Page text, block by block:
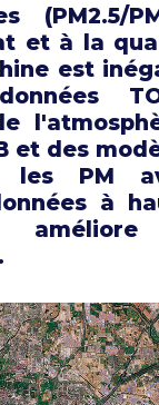
et à la
est
et des
les PM
à